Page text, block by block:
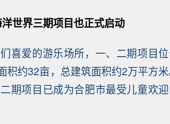
世界三期项目也正式启动
喜爱的游乐场所，一、二期项目
积约32亩，总建筑面积约2万平方
期项目已成为合肥市最受儿童欢